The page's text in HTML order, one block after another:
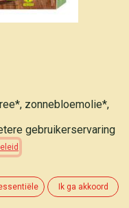
zonnebloemolie*,
zout, kurkuma*),
maïszetmeel*, extra
gebruikerservaring
Ik ga akkoord